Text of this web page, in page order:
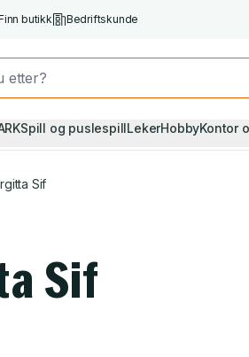
butikk Bedriftskunde
Spill og puslespillLekerHobbyKontor
Sif
Sif